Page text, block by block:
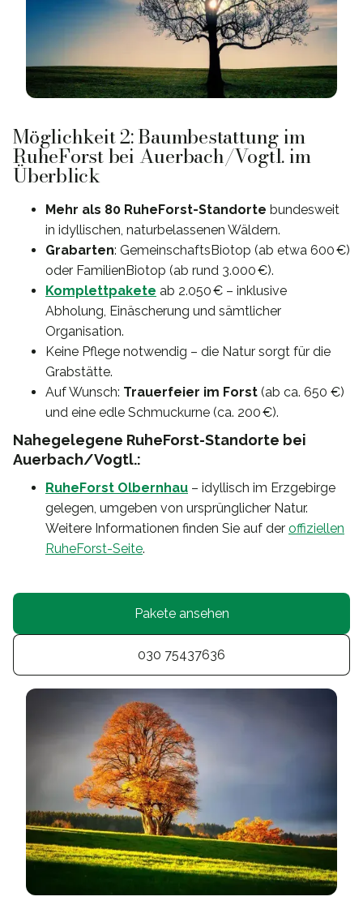
Möglichkeit 2: Baumbestattung im
RuheForst bei Auerbach/Vogtl. im
Überblick
Mehr als 80 RuheForst-Standorte bundesweit
in idyllischen, naturbelassenen Wäldern.
Grabarten: GemeinschaftsBiotop (ab etwa 600 €)
oder FamilienBiotop (ab rund 3.000 €).
Komplettpakete ab 2.050 € – inklusive
Abholung, Einäscherung und sämtlicher
Organisation.
Keine Pflege notwendig – die Natur sorgt für die
Grabstätte.
Auf Wunsch: Trauerfeier im Forst (ab ca. 650 €)
und eine edle Schmuckurne (ca. 200 €).
Nahegelegene RuheForst-Standorte bei
Auerbach/Vogtl.:
RuheForst Olbernhau – idyllisch im Erzgebirge
gelegen, umgeben von ursprünglicher Natur.
Weitere Informationen finden Sie auf der offiziellen
RuheForst-Seite.
Pakete ansehen
030 75437636